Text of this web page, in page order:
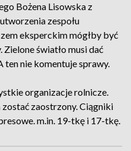
Bożena Lisowska z
zespołu
eksperckim mógłby być
światło musi dać
ten nie komentuje sprawy.
organizacje rolnicze.
zaostrzony. Ciągniki
m.in. 19-tkę i 17-tkę.